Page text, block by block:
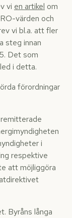
vi en artikel om
värden och
vi bl.a. att fler
steg innan
Det som
i detta.
förordningar
i
respektive
att möjliggöra
Byråns långa